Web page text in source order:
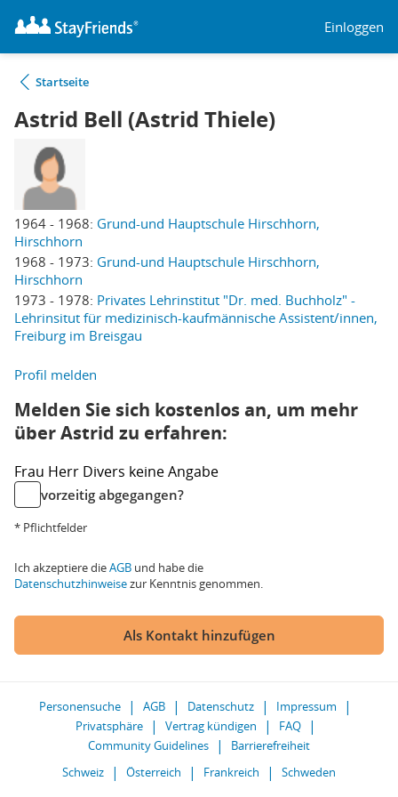
Einloggen
Startseite
Astrid Bell (Astrid Thiele)
1964 - 1968: Grund-und Hauptschule Hirschhorn,
Hirschhorn
1968 - 1973: Grund-und Hauptschule Hirschhorn,
Hirschhorn
1973 - 1978: Privates Lehrinstitut "Dr. med. Buchholz" -
Lehrinsitut für medizinisch-kaufmännische Assistent/innen,
Freiburg im Breisgau
Profil melden
Melden Sie sich kostenlos an, um mehr
über Astrid zu erfahren:
Frau Herr Divers keine Angabe
vorzeitig abgegangen?
* Pflichtfelder
Ich akzeptiere dieAGB und habe die
Datenschutzhinweisezur Kenntnis genommen.
Als Kontakt hinzufügen
Personensuche AGB Datenschutz
Impressum
Privatsphäre
Vertrag kündigen
FAQ
Community Guidelines
Barrierefreiheit
Schweiz
Österreich Frankreich Schweden